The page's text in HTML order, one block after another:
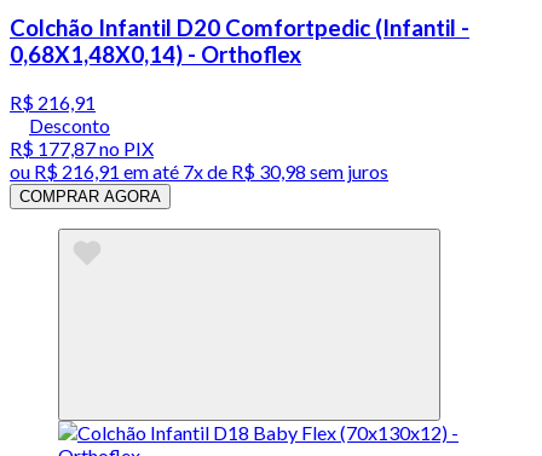
Colchão Infantil D20 Comfortpedic (Infantil -
0,68X1,48X0,14) - Orthoflex
R$ 216,91
Desconto
R$ 177,87no PIX
ou R$ 216,91 em até 7x de R$ 30,98 sem juros
COMPRAR AGORA